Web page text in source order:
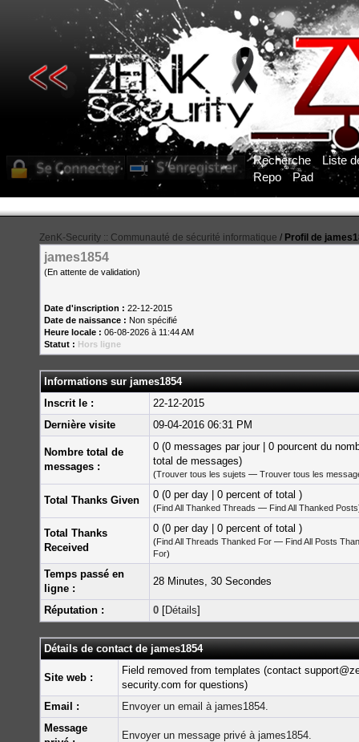
Recherche
Liste
Repo
Pad
ZenK-Security :: Communauté de sécurité informatique / Profil de
james1854
(En attente de validation)
Date d'inscription : 22-12-2015
Date de naissance : Non spécifié
Heure locale : 06-08-2026 à 11:44 AM
Statut : Hors ligne
Informations sur james1854
Inscrit le :
22-12-2015
Dernière visite
09-04-2016 06:31 PM
Nombre total de
messages :
0 (0 messages par jour | 0 pourcent du
total de messages)
(Trouver tous les sujets — Trouver tous les
Total Thanks Given 0 (0 per day | 0 percent of total )
(Find All Thanked Threads — Find All Thanked Posts
Total Thanks
Received
0 (0 per day | 0 percent of total )
(Find All Threads Thanked For — Find All Posts
For)
Temps passé en
ligne :
28 Minutes, 30 Secondes
Réputation : 0 [Détails]
Détails de contact de james1854
Site web :
Field removed from templates (contact
security.com for questions)
Email :
Envoyer un email à james1854.
Message
Envoyer un message privé à james1854.